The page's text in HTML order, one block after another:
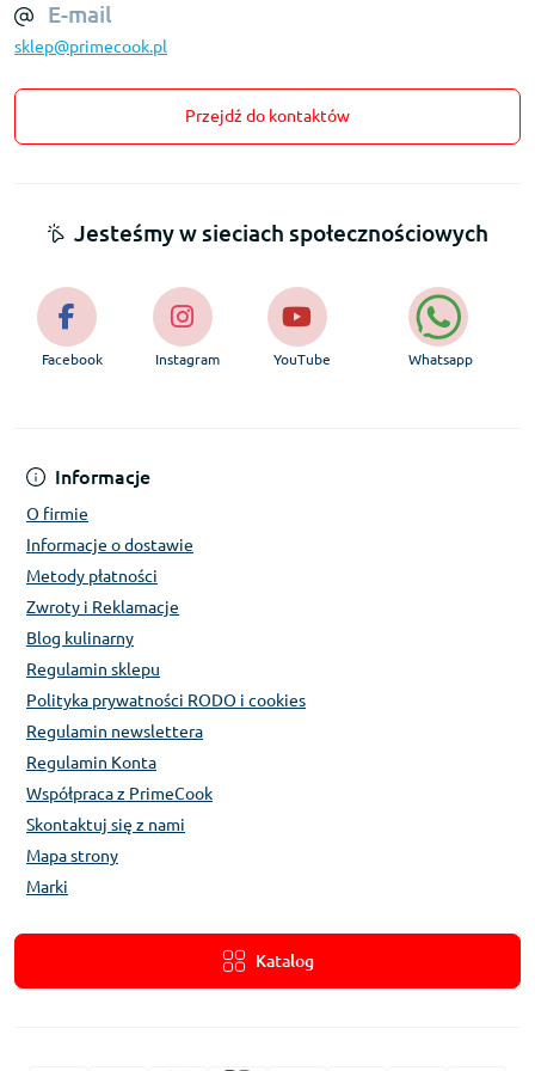
E-mail
sklep@primecook.pl
Przejdź do kontaktów
Informacje
O firmie
Informacje o dostawie
Metody płatności
Zwroty i Reklamacje
Blog kulinarny
Regulamin sklepu
Polityka prywatności RODO i cookies
Regulamin newslettera
Regulamin Konta
Współpraca z PrimeCook
Skontaktuj się z nami
Mapa strony
Marki
Katalog
Jesteśmy w sieciach społecznościowych
Facebook Instagram YouTube Whatsapp